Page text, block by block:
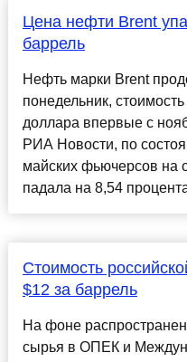
Цена нефти Brent
баррель
Нефть марки Brent
понедельник,
доллара впервые с
РИА Новости, по
майских фьючерсов на
падала на 8,54
Стоимость
$12 за баррель
На фоне
сырья в ОПЕК и